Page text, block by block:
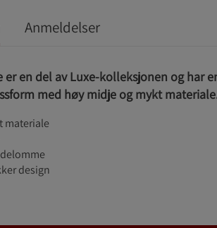
Anmeldelser
er en del av Luxe-kolleksjonen og har
med høy midje og mykt
materiale
design